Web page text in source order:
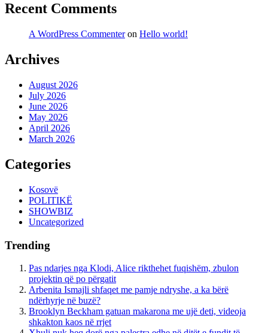
Recent Comments
A WordPress Commenteron Hello world!
Archives
August 2026
July 2026
June 2026
May 2026
April 2026
March 2026
Categories
Kosovë
POLITIKË
SHOWBIZ
Uncategorized
Trending
Pas ndarjes nga Klodi, Alice rikthehet fuqishëm, zbulon
projektin që po përgatit
Arbenita Ismajli shfaqet me pamje ndryshe, a ka bërë
ndërhyrje në buzë?
Brooklyn Beckham gatuan makarona me ujë deti, videoja
shkakton kaos në rrjet